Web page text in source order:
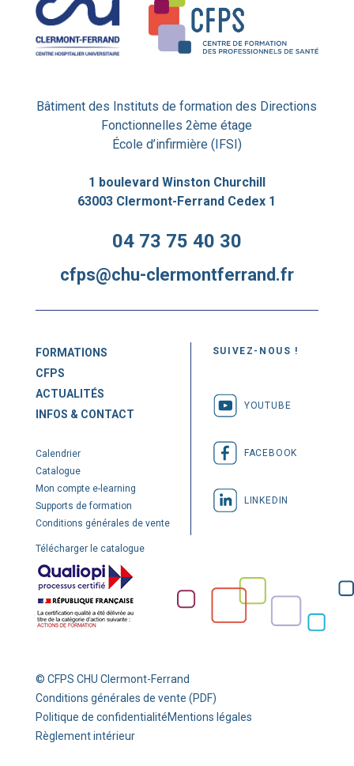
Bâtiment des Instituts de formation des Directions
Fonctionnelles 2ème étage
École d’infirmière (IFSI)
1 boulevard Winston Churchill
63003 Clermont-Ferrand Cedex 1
04 73 75 40 30
cfps@chu-clermontferrand.fr
FORMATIONS
CFPS
ACTUALITÉS
INFOS & CONTACT
Calendrier
Catalogue
Mon compte e-learning
Supports de formation
Conditions générales de vente
Télécharger le catalogue
SUIVEZ-NOUS !
YOUTUBE
FACEBOOK
LINKEDIN
© CFPS CHU Clermont-Ferrand
Conditions générales de vente (PDF)
Politique de confidentialitéMentions légales
Règlement intérieur